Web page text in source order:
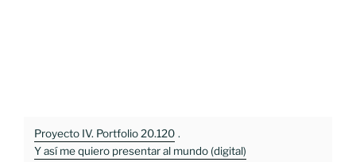
Proyecto IV. Portfolio 20.120 .
Y así me quiero presentar al mundo (digital)